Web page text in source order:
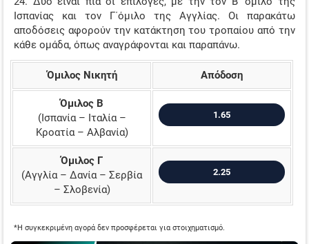
Ισπανίας και τον Γ΄όμιλο της Αγγλίας. Οι παρακάτω
αποδόσεις αφορούν την κατάκτηση του τροπαίου από την
κάθε ομάδα, όπως αναγράφονται και παραπάνω.
Όμιλος Νικητή Απόδοση
Όμιλος Β
(Ισπανία – Ιταλία –
Κροατία – Αλβανία)
1.65
Όμιλος Γ
(Αγγλία – Δανία – Σερβία
– Σλοβενία)
2.25
*Η συγκεκριμένη αγορά δεν προσφέρεται για στοιχηματισμό.